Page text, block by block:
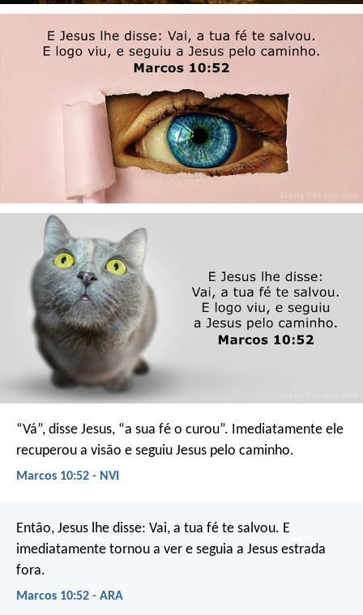
“Vá”, disse Jesus, “a sua fé o curou”. Imediatamente ele
recuperou a visão e seguiu Jesus pelo caminho.
Marcos 10:52 - NVI
Então, Jesus lhe disse: Vai, a tua fé te salvou. E
imediatamente tornou a ver e seguia a Jesus estrada
fora.
Marcos 10:52 - ARA